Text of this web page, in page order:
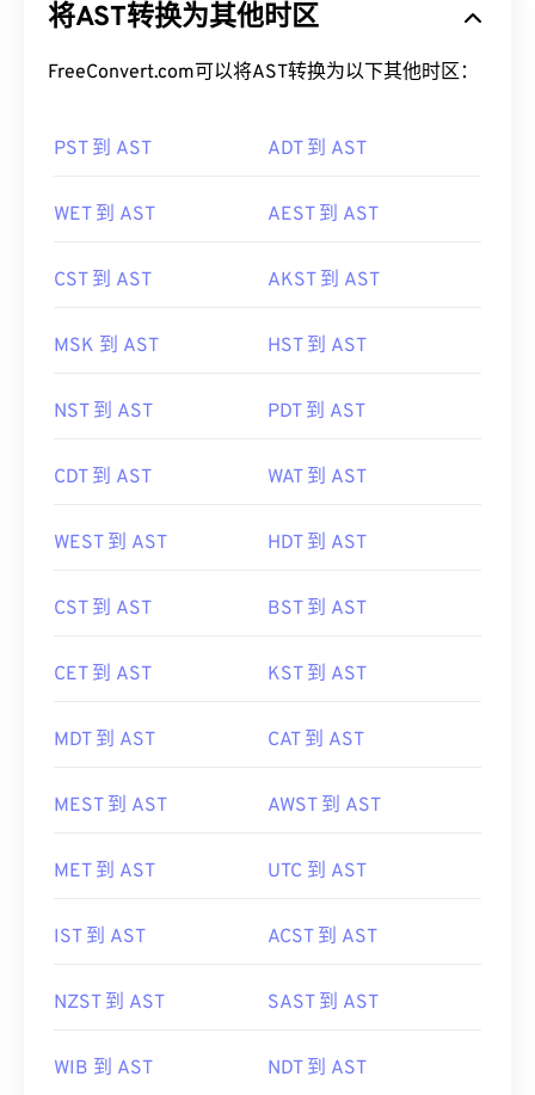
将AST转换为其他时区
FreeConvert.com可以将AST转换为以下其他时区：
PST 到 AST ADT 到 AST
WET 到 AST AEST 到 AST
CST 到 AST AKST 到 AST
MSK 到 AST HST 到 AST
NST 到 AST PDT 到 AST
CDT 到 AST WAT 到 AST
WEST 到 AST HDT 到 AST
CST 到 AST BST 到 AST
CET 到 AST KST 到 AST
MDT 到 AST CAT 到 AST
MEST 到 AST AWST 到 AST
MET 到 AST UTC 到 AST
IST 到 AST ACST 到 AST
NZST 到 AST SAST 到 AST
WIB 到 AST NDT 到 AST